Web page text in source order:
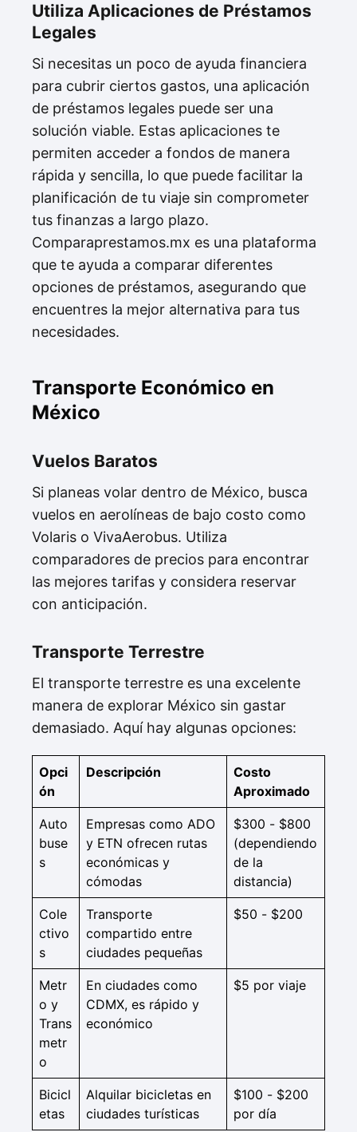
Utiliza Aplicaciones de Préstamos
Legales
Si necesitas un poco de ayuda financiera
para cubrir ciertos gastos, una aplicación
de préstamos legales puede ser una
solución viable. Estas aplicaciones te
permiten acceder a fondos de manera
rápida y sencilla, lo que puede facilitar la
planificación de tu viaje sin comprometer
tus finanzas a largo plazo.
Comparaprestamos.mx es una plataforma
que te ayuda a comparar diferentes
opciones de préstamos, asegurando que
encuentres la mejor alternativa para tus
necesidades.
Transporte Económico en
México
Vuelos Baratos
Si planeas volar dentro de México, busca
vuelos en aerolíneas de bajo costo como
Volaris o VivaAerobus. Utiliza
comparadores de precios para encontrar
las mejores tarifas y considera reservar
con anticipación.
Transporte Terrestre
El transporte terrestre es una excelente
manera de explorar México sin gastar
demasiado. Aquí hay algunas opciones:
Opci
ón
Descripción
Costo
Aproximado
Auto
buse
s
Empresas como ADO
y ETN ofrecen rutas
económicas y
cómodas
$300 - $800
(dependiendo
de la
distancia)
Cole
ctivo
s
Transporte
compartido entre
ciudades pequeñas
$50 - $200
Metr
o y
Trans
metr
o
En ciudades como
CDMX, es rápido y
económico
$5 por viaje
Bicicl
etas
Alquilar bicicletas en
ciudades turísticas
$100 - $200
por día